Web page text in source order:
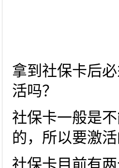
拿到社保卡后
活吗？
社保卡一般是
的，所以要激
社保卡目前有